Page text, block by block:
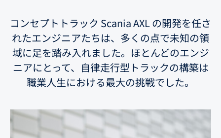
コンセプトトラック Scania AXL の開発を任さ
れたエンジニアたちは、多くの点で未知の領
域に足を踏み入れました。ほとんどのエンジ
ニアにとって、自律走行型トラックの構築は
職業人生における最大の挑戦でした。